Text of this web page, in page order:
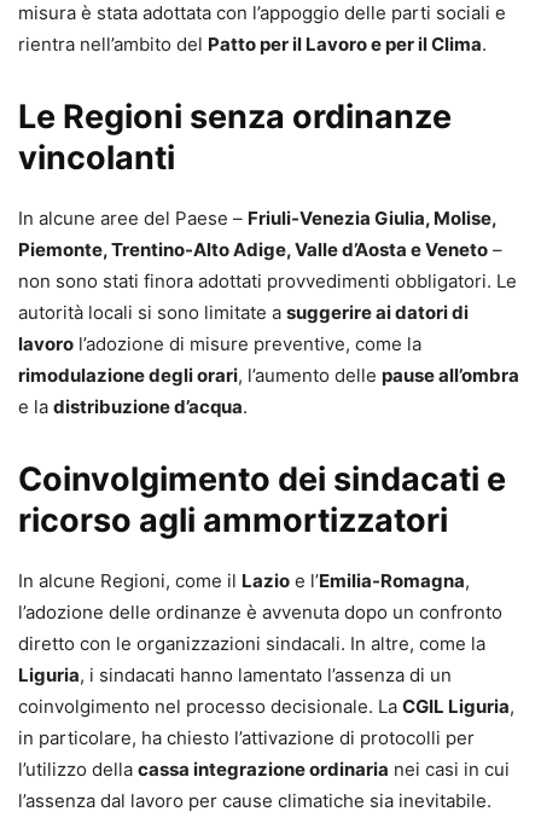
misura è stata adottata con l’appoggio delle parti sociali e
rientra nell’ambito del Patto per il Lavoro e per il Clima.
Le Regioni senza ordinanze
vincolanti
In alcune aree del Paese – Friuli-Venezia Giulia, Molise,
Piemonte, Trentino-Alto Adige, Valle d’Aosta e Veneto –
non sono stati finora adottati provvedimenti obbligatori. Le
autorità locali si sono limitate a suggerire ai datori di
lavoro l’adozione di misure preventive, come la
rimodulazione degli orari, l’aumento delle pause all’ombra
e la distribuzione d’acqua.
Coinvolgimento dei sindacati e
ricorso agli ammortizzatori
In alcune Regioni, come il Lazio e l’Emilia-Romagna,
l’adozione delle ordinanze è avvenuta dopo un confronto
diretto con le organizzazioni sindacali. In altre, come la
Liguria, i sindacati hanno lamentato l’assenza di un
coinvolgimento nel processo decisionale. La CGIL Liguria,
in particolare, ha chiesto l’attivazione di protocolli per
l’utilizzo della cassa integrazione ordinaria nei casi in cui
l’assenza dal lavoro per cause climatiche sia inevitabile.